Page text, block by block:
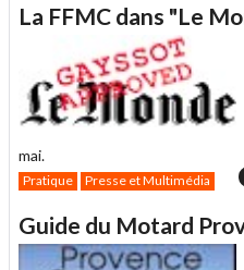
La FFMC dans "Le
mai.
Pratique Presse et Multimédia
Guide du Motard